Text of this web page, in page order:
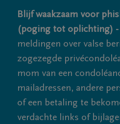
Blijf waakzaam voor
(poging tot oplichting) -
meldingen over valse
zogezegde
mom van een
mailadressen, andere
of een betaling te
verdachte links of